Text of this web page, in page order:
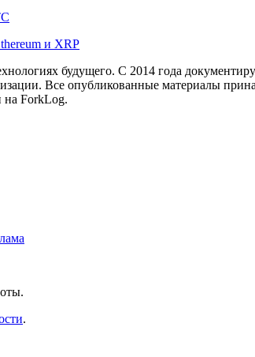
и XRP
будущего. С 2014 года
Все опубликованные материалы
на ForkLog.
.